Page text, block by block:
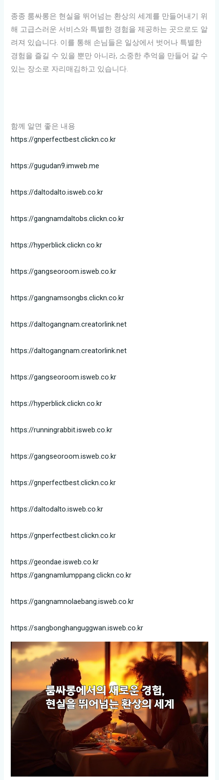
종종 룸싸롱은 현실을 뛰어넘는 환상의 세계를 만들어내기 위
해 고급스러운 서비스와 특별한 경험을 제공하는 곳으로도 알
려져 있습니다. 이를 통해 손님들은 일상에서 벗어나 특별한
경험을 즐길 수 있을 뿐만 아니라, 소중한 추억을 만들어 갈 수
있는 장소로 자리매김하고 있습니다.
함께 알면 좋은 내용
https://gnperfectbest.clickn.co.kr
https://gugudan9.imweb.me
https://daltodalto.isweb.co.kr
https://gangnamdaltobs.clickn.co.kr
https://hyperblick.clickn.co.kr
https://gangseoroom.isweb.co.kr
https://gangnamsongbs.clickn.co.kr
https://daltogangnam.creatorlink.net
https://daltogangnam.creatorlink.net
https://gangseoroom.isweb.co.kr
https://hyperblick.clickn.co.kr
https://runningrabbit.isweb.co.kr
https://gangseoroom.isweb.co.kr
https://gnperfectbest.clickn.co.kr
https://daltodalto.isweb.co.kr
https://gnperfectbest.clickn.co.kr
https://geondae.isweb.co.kr
https://gangnamlumppang.clickn.co.kr
https://gangnamnolaebang.isweb.co.kr
https://sangbonghanguggwan.isweb.co.kr